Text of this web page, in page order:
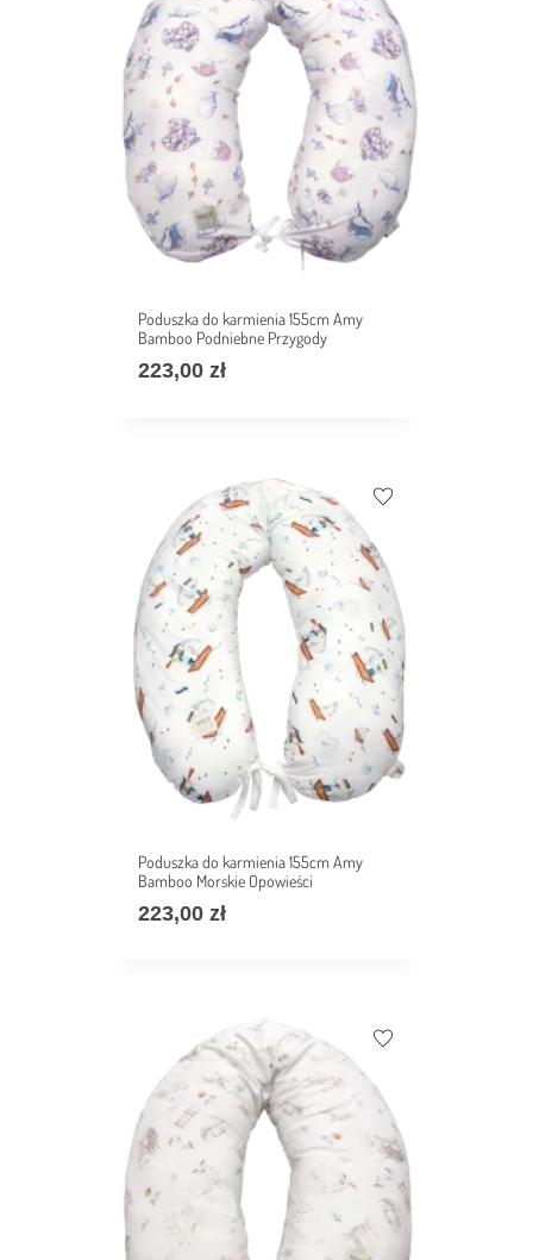
Poduszka do karmienia 155cm Amy
Bamboo Podniebne Przygody
223,00 zł
Poduszka do karmienia 155cm Amy
Bamboo Morskie Opowieści
223,00 zł